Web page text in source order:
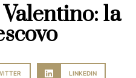
la
LINKEDIN